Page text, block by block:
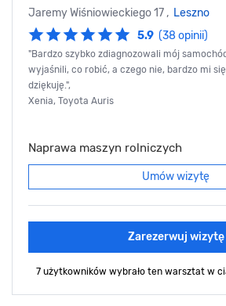
Jaremy Wiśniowieckiego 17 , Leszno
5.9 (38 opinii)
"Bardzo szybko zdiagnozowali mój
wyjaśnili, co robić, a czego nie, bardzo mi się
dziękuję.",
Xenia, Toyota Auris
Naprawa maszyn rolniczych
Umów wizytę
Zarezerwuj wizytę
7 użytkowników wybrało ten warsztat w